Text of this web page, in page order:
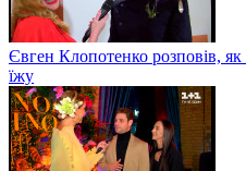
Євген Клопотенко розповів,
їжу